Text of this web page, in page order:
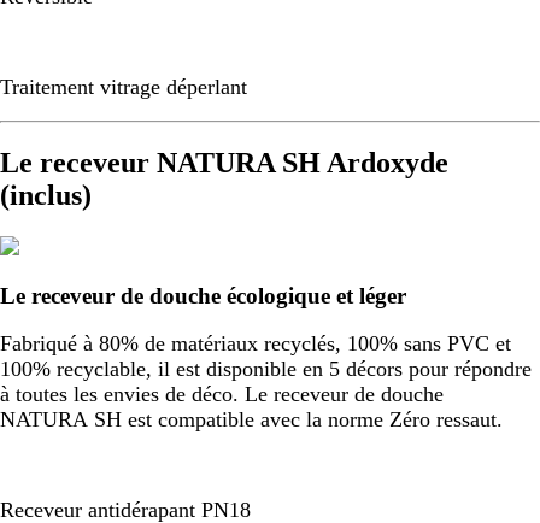
Traitement vitrage déperlant
Le receveur NATURA SH Ardoxyde
(inclus)
Le receveur de douche écologique et léger
Fabriqué à 80% de matériaux recyclés, 100% sans PVC et
100% recyclable, il est disponible en 5 décors pour répondre
à toutes les envies de déco. Le receveur de douche
NATURA SH est compatible avec la norme Zéro ressaut.
Receveur antidérapant PN18